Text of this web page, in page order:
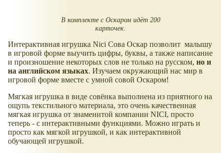
В комплекте с Оскаром идёт 200
карточек.
Интерактивная игрушка Nici Сова Оскар позволит малышу
в игровой форме выучить цифры, буквы, а также написание
и произношение некоторых слов не только на русском, но и
на английском языках. Изучаем окружающий нас мир в
игровой форме вместе с умной совой Оскаром!
Мягкая игрушка в виде совёнка выполнена из приятного на
ощупь текстильного материала, это очень качественная
мягкая игрушка от знаменитой компании NICI, просто
теперь - с интерактивными функциями. Можно играть и
просто как мягкой игрушкой, и как интерактивной
обучающей игрушкой.